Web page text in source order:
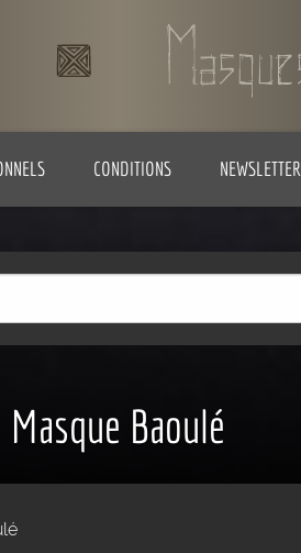
CONDITIONS NEWSLETTER
Masque Baoulé